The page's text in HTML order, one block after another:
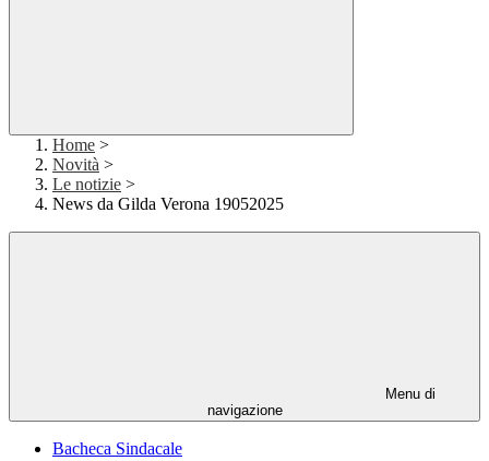
Home >
Novità >
Le notizie >
News da Gilda Verona 19052025
Menu di
navigazione
Bacheca Sindacale